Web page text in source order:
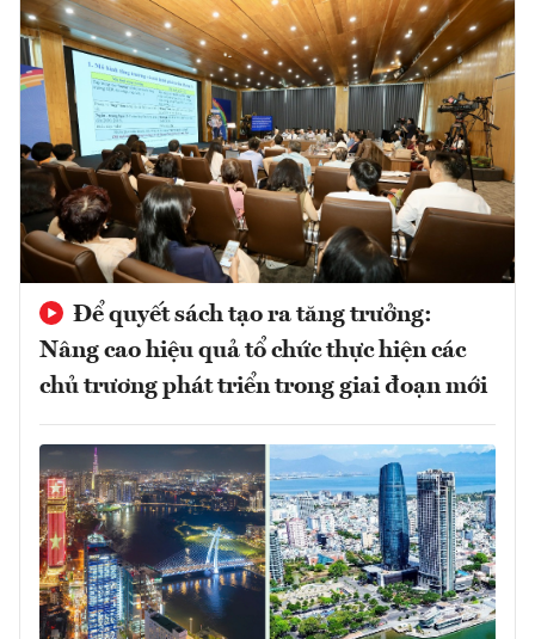
Để quyết sách tạo ra tăng trưởng:
Nâng cao hiệu quả tổ chức thực hiện các
chủ trương phát triển trong giai đoạn mới